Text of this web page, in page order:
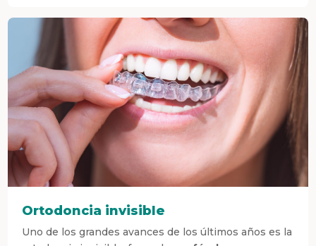
Ortodoncia invisible
Uno de los grandes avances de los últimos años es la